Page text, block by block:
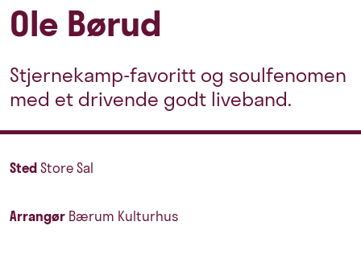
Ole Børud
Stjernekamp-favoritt og soulfenomen
med et drivende godt liveband.
StedStore Sal
Arrangør Bærum Kulturhus